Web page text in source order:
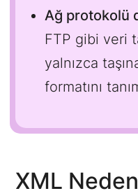
Ağ protokolü
FTP gibi veri
yalnızca
formatını
XML Neden